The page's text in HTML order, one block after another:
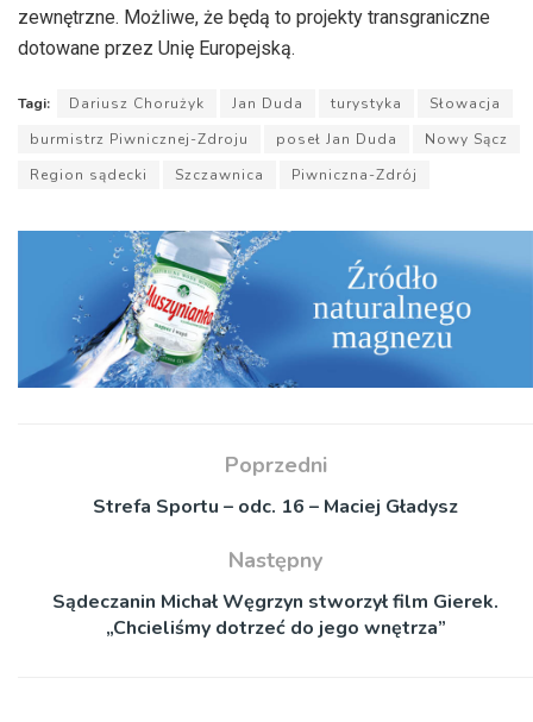
zewnętrzne. Możliwe, że będą to projekty transgraniczne
dotowane przez Unię Europejską.
Tagi: Dariusz Chorużyk Jan Duda turystyka
Słowacja
burmistrz Piwnicznej-Zdroju
poseł Jan Duda
Nowy Sącz
Region sądecki
Szczawnica Piwniczna-Zdrój
Poprzedni
Strefa Sportu – odc. 16 – Maciej Gładysz
Następny
Sądeczanin Michał Węgrzyn stworzył film Gierek.
„Chcieliśmy dotrzeć do jego wnętrza”